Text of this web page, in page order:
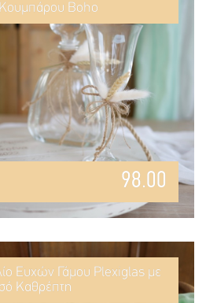
Boho
98.00
Ευχών Γάμου Plexiglas με
Καθρέπτη